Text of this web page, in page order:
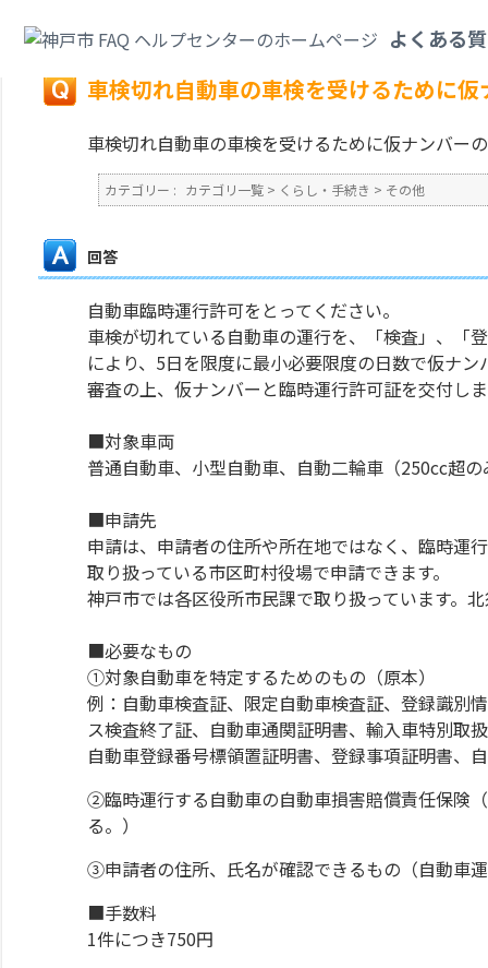
よくある
戻る
車検切れ自動車の車検を受けるために
車検切れ自動車の車検を受けるために仮ナンバー
カテゴリー : カテゴリ一覧 > くらし・手続き > その他
回答
自動車臨時運行許可をとってください。
車検が切れている自動車の運行を、「検査」、「
により、5日を限度に最小必要限度の日数で仮ナ
審査の上、仮ナンバーと臨時運行許可証を交付し
■対象車両
普通自動車、小型自動車、自動二輪車（250cc超
■申請先
申請は、申請者の住所や所在地ではなく、臨時運
取り扱っている市区町村役場で申請できます。
神戸市では各区役所市民課で取り扱っています。
■必要なもの
①対象自動車を特定するためのもの（原本）
例：自動車検査証、限定自動車検査証、登録識別
ス検査終了証、自動車通関証明書、輸入車特別取
自動車登録番号標領置証明書、登録事項証明書、
②臨時運行する自動車の自動車損害賠償責任保険
る。）
③申請者の住所、氏名が確認できるもの（自動車
■手数料
1件につき750円